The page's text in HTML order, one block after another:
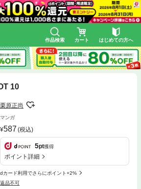
作品検索 カート はじめての方へ
10
栗原正尚
マンガ
587 (税込)
5pt獲得
ポイント詳細
dカード利用でさらにポイント+2%
返品不可